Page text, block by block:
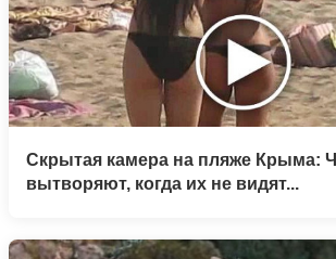
Скрытая камера на пляже Крыма:
вытворяют, когда их не видят...